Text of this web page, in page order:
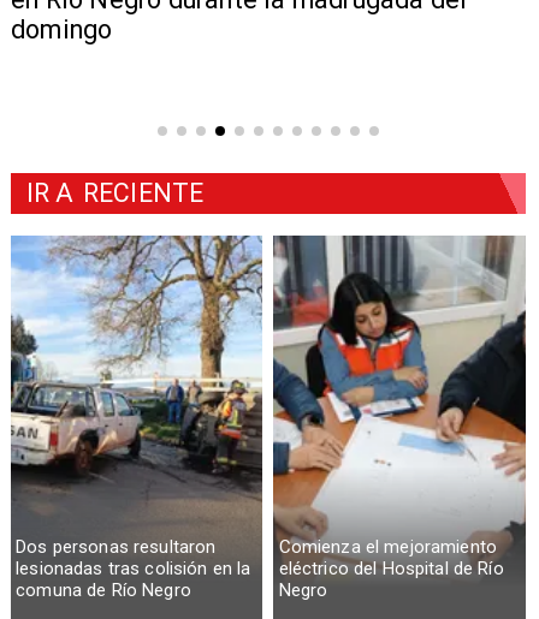
domingo
Dos personas resultaron
lesionadas tras colisión en la
comuna de Río Negro
Comienza el mejoramiento
eléctrico del Hospital de Río
Negro
IR A RECIENTE